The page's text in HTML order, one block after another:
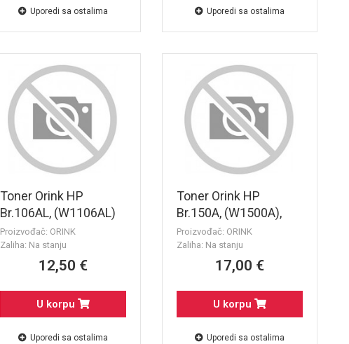
Uporedi sa ostalima Uporedi sa ostalima
Toner Orink HP
Br.106AL, (W1106AL)
Black, (2000 str.) SA
CHIPOM
Proizvođač: ORINK
Zaliha: Na stanju
12,50 €
U korpu
Uporedi sa ostalima
Toner Orink HP
Br.150A, (W1500A),
Black (975 str.) SA
CHIPOM - za HP
LaserJet MFP
M112/M111
Proizvođač: ORINK
Zaliha: Na stanju
17,00 €
U korpu
Uporedi sa ostalima